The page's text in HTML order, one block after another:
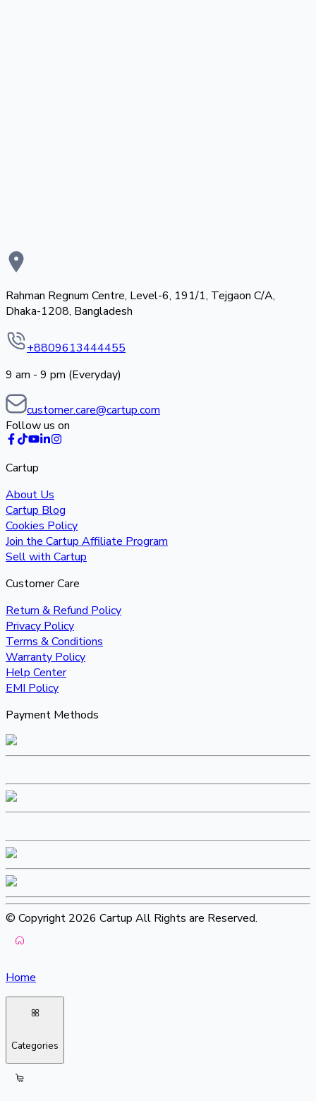
Rahman Regnum Centre, Level-6, 191/1, Tejgaon C/A,
Dhaka-1208, Bangladesh
+8809613444455
9 am - 9 pm (Everyday)
customer.care@cartup.com
Follow us on
Cartup
About Us
Cartup Blog
Cookies Policy
Join the Cartup Affiliate Program
Sell with Cartup
Customer Care
Return & Refund Policy
Privacy Policy
Terms & Conditions
Warranty Policy
Help Center
EMI Policy
Payment Methods
© Copyright 2026 Cartup All Rights are Reserved.
Home
Categories